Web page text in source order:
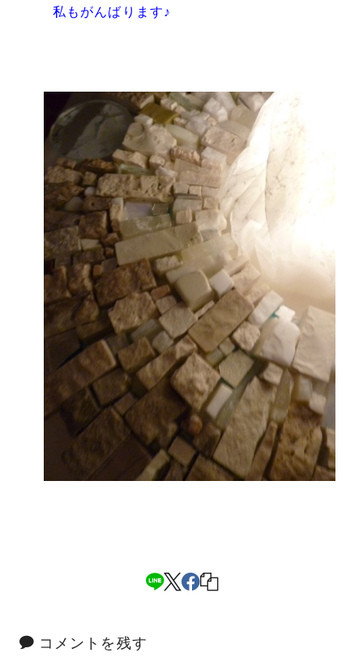
私もがんばります♪
コメントを残す